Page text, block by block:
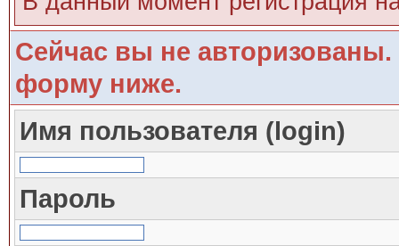
Сейчас вы не авторизованы.
форму ниже.
Имя пользователя (login)
Пароль